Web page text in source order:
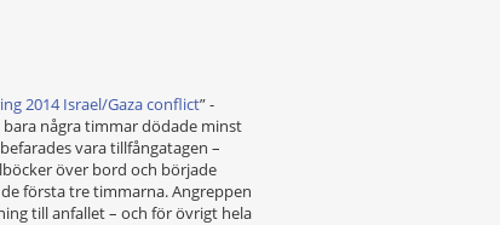
2014 Israel/Gaza conflict” -
bara några timmar dödade minst
vara tillfångatagen –
över bord och började
första tre timmarna. Angreppen
till anfallet – och för övrigt hela